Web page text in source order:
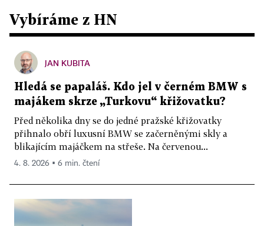
Vybíráme z HN
JAN KUBITA
Hledá se papaláš. Kdo jel v černém BMW s
majákem skrze „Turkovu“ křižovatku?
Před několika dny se do jedné pražské křižovatky
přihnalo obří luxusní BMW se začerněnými skly a
blikajícím majáčkem na střeše. Na červenou...
4. 8. 2026 ▪ 6 min. čtení